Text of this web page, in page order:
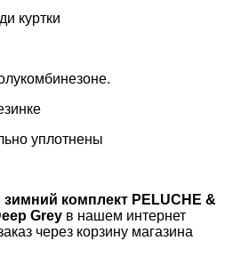
куртки
уплотнены
зимний комплект PELUCHE &
Grey в нашем интернет
через корзину магазина